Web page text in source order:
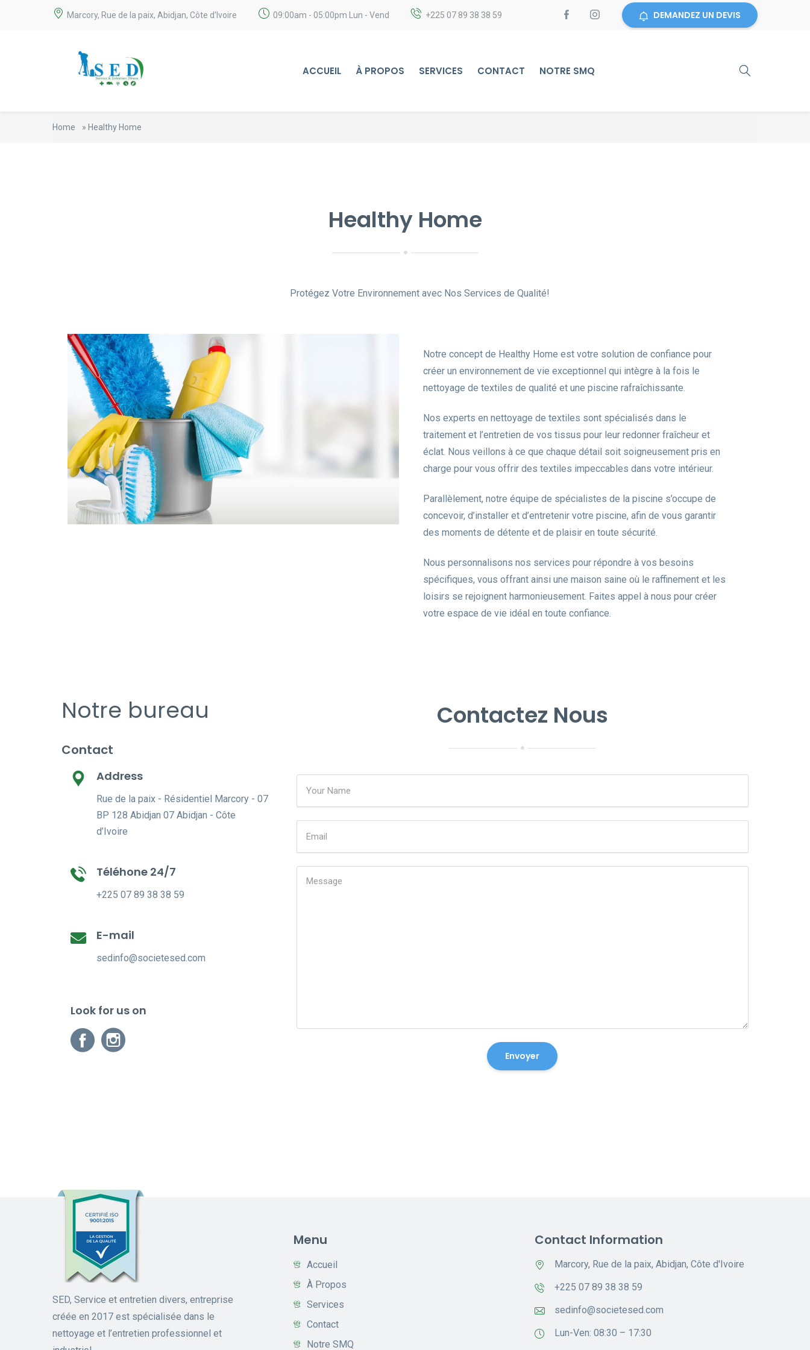
Marcory, Rue de la paix, Abidjan, Côte d'Ivoire 09:00am - 05:00pm Lun - Vend +225 07 89 38 38 59 DEMANDEZ UN DEVIS
ACCUEIL À PROPOS SERVICES CONTACT NOTRE SMQ
Home » Healthy Home
Healthy Home
Protégez Votre Environnement avec Nos Services de Qualité!
Notre concept de Healthy Home est votre solution de confiance pour
créer un environnement de vie exceptionnel qui intègre à la fois le
nettoyage de textiles de qualité et une piscine rafraîchissante.
Nos experts en nettoyage de textiles sont spécialisés dans le
traitement et l’entretien de vos tissus pour leur redonner fraîcheur et
éclat. Nous veillons à ce que chaque détail soit soigneusement pris en
charge pour vous offrir des textiles impeccables dans votre intérieur.
Parallèlement, notre équipe de spécialistes de la piscine s’occupe de
concevoir, d’installer et d’entretenir votre piscine, afin de vous garantir
des moments de détente et de plaisir en toute sécurité.
Nous personnalisons nos services pour répondre à vos besoins
spécifiques, vous offrant ainsi une maison saine où le raffinement et les
loisirs se rejoignent harmonieusement. Faites appel à nous pour créer
votre espace de vie idéal en toute confiance.
Notre bureau
Contact
Address
Rue de la paix - Résidentiel Marcory - 07
BP 128 Abidjan 07 Abidjan - Côte
d’Ivoire
Téléhone 24/7
+225 07 89 38 38 59
E-mail
sedinfo@societesed.com
Look for us on
Contactez Nous
SED, Service et entretien divers, entreprise
créée en 2017 est spécialisée dans le
nettoyage et l’entretien professionnel et
Menu
Accueil
À Propos
Services
Contact
Notre SMQ
Contact Information
Marcory, Rue de la paix, Abidjan, Côte d'Ivoire
+225 07 89 38 38 59
sedinfo@societesed.com
Lun-Ven: 08:30 – 17:30